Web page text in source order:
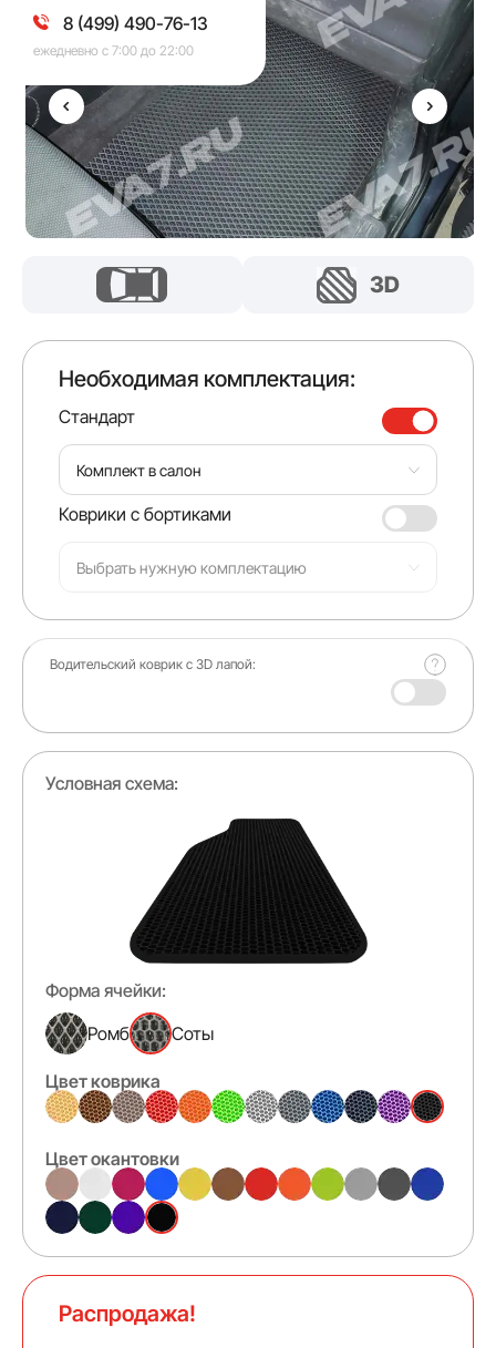
8 (499) 490-76-13
ежедневно с 7:00 до 22:00
Необходимая комплектация:
Стандарт
Комплект в салон
Коврики с бортиками
Выбрать нужную комплектацию
Водительский коврик с 3D лапой:
Распродажа!
Условная схема:
Форма ячейки:
Ромб
Соты
Цвет коврика
Цвет окантовки